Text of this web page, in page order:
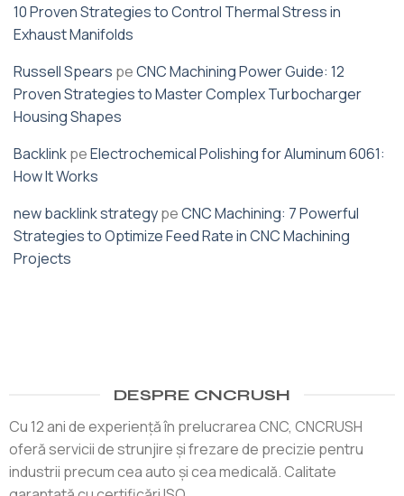
10 Proven Strategies to Control Thermal Stress in
Exhaust Manifolds
Russell Spears peCNC Machining Power Guide: 12
Proven Strategies to Master Complex Turbocharger
Housing Shapes
BacklinkpeElectrochemical Polishing for Aluminum 6061:
How It Works
new backlink strategypeCNC Machining: 7 Powerful
Strategies to Optimize Feed Rate in CNC Machining
Projects
DESPRE CNCRUSH
Cu 12 ani de experiență în prelucrarea CNC, CNCRUSH
oferă servicii de strunjire și frezare de precizie pentru
industrii precum cea auto și cea medicală. Calitate